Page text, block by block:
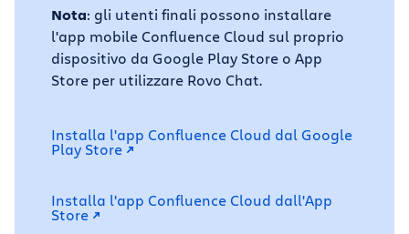
Nota: gli utenti finali possono installare
l'app mobile Confluence Cloud sul proprio
dispositivo da Google Play Store o App
Store per utilizzare Rovo Chat.
Installa l'app Confluence Cloud dal Google
Play Store
Installa l'app Confluence Cloud dall'App
Store